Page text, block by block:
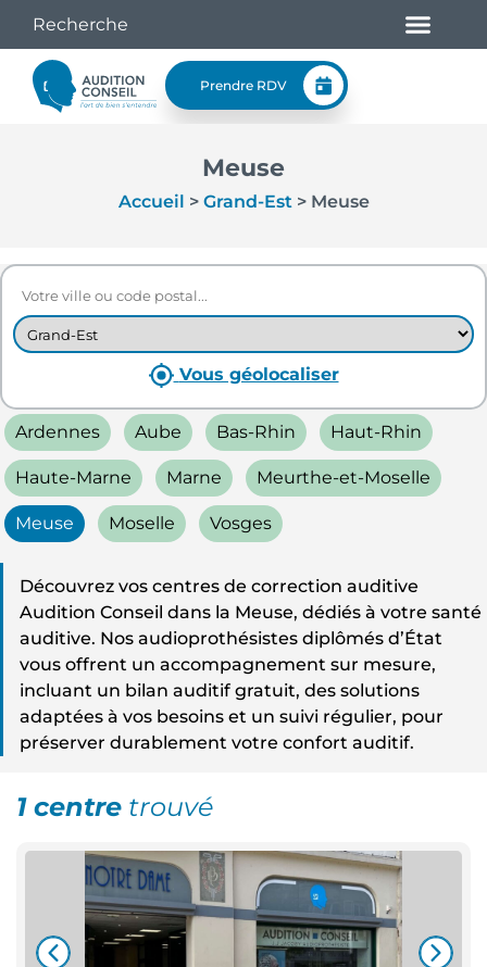
Prendre RDV
Meuse
Accueil > Grand-Est> Meuse
Vous géolocaliser
Ardennes Aube Bas-Rhin Haut-Rhin
Haute-Marne Marne Meurthe-et-Moselle
Meuse Moselle Vosges
Découvrez vos centres de correction auditive
Audition Conseil dans la Meuse, dédiés à votre santé
auditive. Nos audioprothésistes diplômés d’État
vous offrent un accompagnement sur mesure,
incluant un bilan auditif gratuit, des solutions
adaptées à vos besoins et un suivi régulier, pour
préserver durablement votre confort auditif.
1 centre trouvé